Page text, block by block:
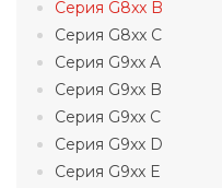
Серия G8xx B
Серия G8xx C
Серия G9xx A
Серия G9xx B
Серия G9xx C
Серия G9xx D
Серия G9xx E